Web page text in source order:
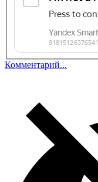
Комментарий...